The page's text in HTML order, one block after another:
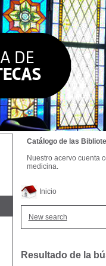
Inicio
New search
Resultado de la
Catálogo de las
Nuestro acervo cuenta
medicina.